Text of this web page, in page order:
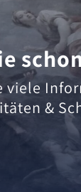
viele
&